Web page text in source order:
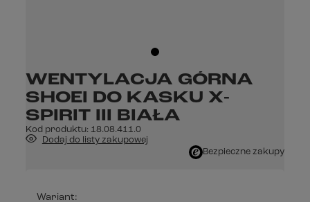
WENTYLACJA GÓRNA
SHOEI DO KASKU X-
SPIRIT III BIAŁA
Kod produktu: 18.08.411.0
Dodaj do listy zakupowej
Bezpieczne zakupy
Wariant